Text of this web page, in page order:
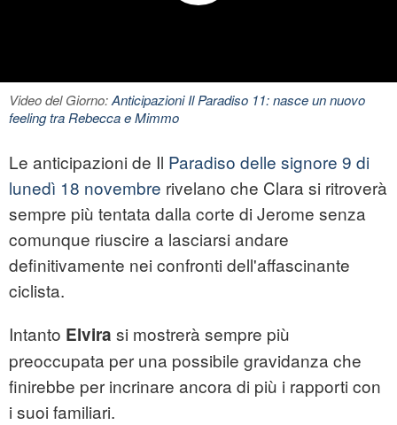
Video del Giorno:Anticipazioni Il Paradiso 11: nasce un nuovo
feeling tra Rebecca e Mimmo
Le anticipazioni de Il Paradiso delle signore 9 di
lunedì 18 novembre rivelano che Clara si ritroverà
sempre più tentata dalla corte di Jerome senza
comunque riuscire a lasciarsi andare
definitivamente nei confronti dell'affascinante
ciclista.
Intanto Elvira si mostrerà sempre più
preoccupata per una possibile gravidanza che
finirebbe per incrinare ancora di più i rapporti con
i suoi familiari.